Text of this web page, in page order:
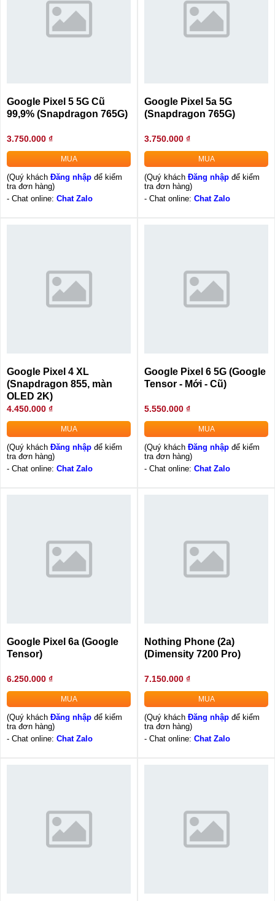
Google Pixel 5 5G Cũ
99,9% (Snapdragon 765G)
3.750.000 ₫
MUA
(Quý khách Đăng nhập để kiểm
tra đơn hàng)
- Chat online: Chat Zalo
Google Pixel 5a 5G
(Snapdragon 765G)
3.750.000 ₫
MUA
(Quý khách Đăng nhập để kiểm
tra đơn hàng)
- Chat online: Chat Zalo
Google Pixel 4 XL
(Snapdragon 855, màn
OLED 2K)
4.450.000 ₫
MUA
(Quý khách Đăng nhập để kiểm
tra đơn hàng)
- Chat online: Chat Zalo
Google Pixel 6 5G (Google
Tensor - Mới - Cũ)
5.550.000 ₫
MUA
(Quý khách Đăng nhập để kiểm
tra đơn hàng)
- Chat online: Chat Zalo
Google Pixel 6a (Google
Tensor)
6.250.000 ₫
MUA
(Quý khách Đăng nhập để kiểm
tra đơn hàng)
- Chat online: Chat Zalo
Nothing Phone (2a)
(Dimensity 7200 Pro)
7.150.000 ₫
MUA
(Quý khách Đăng nhập để kiểm
tra đơn hàng)
- Chat online: Chat Zalo